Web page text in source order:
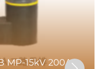
15kV 200A